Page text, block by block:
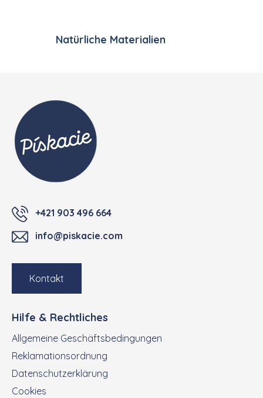
Natürliche Materialien
+421 903 496 664
info@piskacie.com
Kontakt
Hilfe & Rechtliches
Allgemeine Geschäftsbedingungen
Reklamationsordnung
Datenschutzerklärung
Cookies